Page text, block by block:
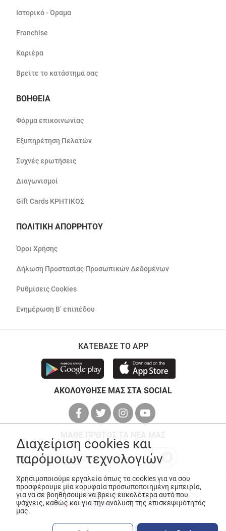
Ιστορικό - Όραμα
Franchise
Καριέρα
Βρείτε το κατάστημά σας
ΒΟΗΘΕΙΑ
Φόρμα επικοινωνίας
Εξυπηρέτηση Πελατών
Συχνές ερωτήσεις
Διαγωνισμοί
Gift Cards ΚΡΗΤΙΚΟΣ
ΠΟΛΙΤΙΚΗ ΑΠΟΡΡΗΤΟΥ
Όροι Χρήσης
Δήλωση Προστασίας Προσωπικών Δεδομένων
Ρυθμίσεις Cookies
Ενημέρωση Β’ επιπέδου
ΚΑΤΕΒΑΣΕ ΤΟ APP
ΑΚΟΛΟΥΘΗΣΕ ΜΑΣ ΣΤΑ SOCIAL
© Copyright 2026ANEDIK Kritikos. All Rights Reserved
Made with
byDesquared
Διαχείριση cookies και
παρόμοιων τεχνολογιών
Χρησιμοποιούμε εργαλεία όπως τα cookies για να σου
προσφέρουμε μία κορυφαία προσωποποιημένη εμπειρία,
για να σε βοηθήσουμε να βρεις ευκολότερα αυτό που
ψάχνεις, καθώς και για την ανάλυση της επισκεψιμότητάς
μας.